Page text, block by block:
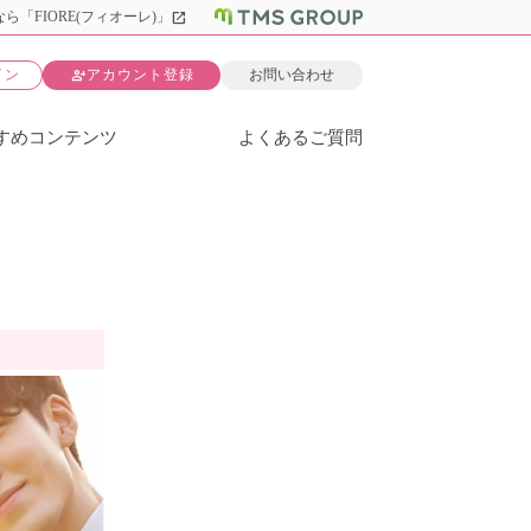
「FIORE(フィオーレ)」 open_in_new
ン person_addアカウント登録 お問い合わせ
めコンテンツ よくあるご質問